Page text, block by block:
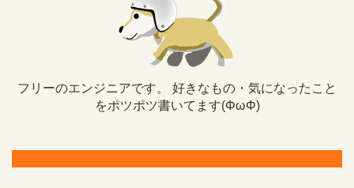
フリーのエンジニアです。 好きなもの・気になったこと
をポツポツ書いてます(ΦωΦ)